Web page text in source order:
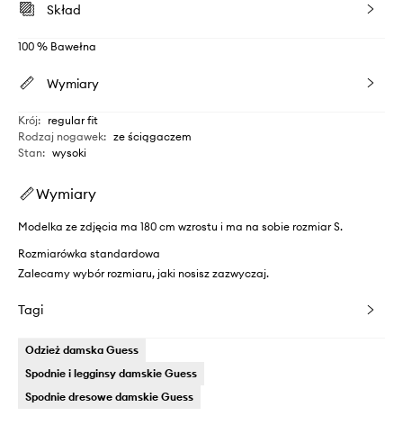
Skład
100 % Bawełna
Wymiary
Krój: regular fit
Rodzaj nogawek: ze ściągaczem
Stan: wysoki
Wymiary
Modelka ze zdjęcia ma 180 cm wzrostu i ma na sobie rozmiar S.
Rozmiarówka standardowa
Zalecamy wybór rozmiaru, jaki nosisz zazwyczaj.
Tagi
Odzież damska Guess
Spodnie i legginsy damskie Guess
Spodnie dresowe damskie Guess